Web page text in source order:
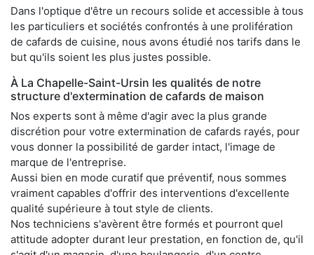
Dans l'optique d'être un recours solide et accessible à tous
les particuliers et sociétés confrontés à une prolifération
de cafards de cuisine, nous avons étudié nos tarifs dans le
but qu'ils soient les plus justes possible.
À La Chapelle-Saint-Ursin les qualités de notre
structure d'extermination de cafards de maison
Nos experts sont à même d'agir avec la plus grande
discrétion pour votre extermination de cafards rayés, pour
vous donner la possibilité de garder intact, l'image de
marque de l'entreprise.
Aussi bien en mode curatif que préventif, nous sommes
vraiment capables d'offrir des interventions d'excellente
qualité supérieure à tout style de clients.
Nos techniciens s'avèrent être formés et pourront quel
attitude adopter durant leur prestation, en fonction de, qu'il